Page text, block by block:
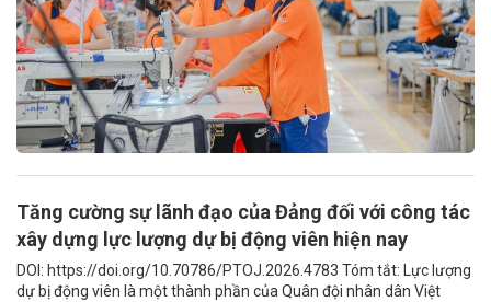
Tăng cường sự lãnh đạo của Đảng đối với công tác
xây dựng lực lượng dự bị động viên hiện nay
DOI: https://doi.org/10.70786/PTOJ.2026.4783 Tóm tắt: Lực lượng
dự bị động viên là một thành phần của Quân đội nhân dân Việt